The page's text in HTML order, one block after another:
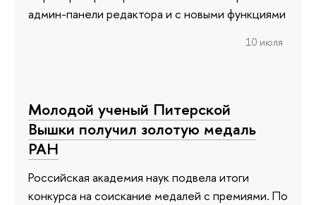
админ-панели редактора и с новыми функциями
10 июля
Молодой ученый Питерской
Вышки получил золотую медаль
РАН
Российская академия наук подвела итоги
конкурса на соискание медалей с премиями. По